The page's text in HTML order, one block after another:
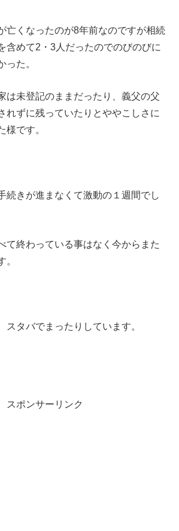
亡くなったのが8年前なのですが相続
含めて2・3人だったのでのびのびに
った。
は未登記のままだったり、義父の父
れずに残っていたりとややこしさに
様です。
続きが進まなくて激動の１週間でし
て終わっている事はなく今からまた
。
スタバでまったりしています。
スポンサーリンク